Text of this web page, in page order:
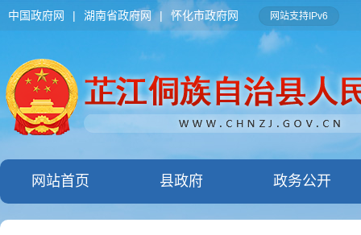
中国政府网 | 湖南省政府网 | 怀化市政府网 网站支持IPv6
网站首页 县政府 政务公开